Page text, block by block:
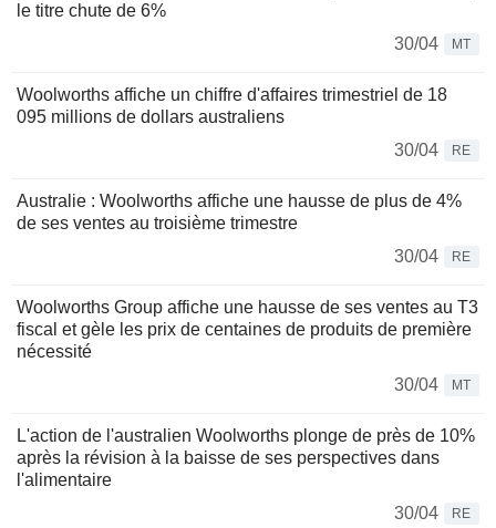
le titre chute de 6%
30/04
MT
Woolworths affiche un chiffre d'affaires trimestriel de 18
095 millions de dollars australiens
30/04
RE
Australie : Woolworths affiche une hausse de plus de 4%
de ses ventes au troisième trimestre
30/04
RE
Woolworths Group affiche une hausse de ses ventes au T3
fiscal et gèle les prix de centaines de produits de première
nécessité
30/04
MT
L'action de l'australien Woolworths plonge de près de 10%
après la révision à la baisse de ses perspectives dans
l'alimentaire
30/04
RE